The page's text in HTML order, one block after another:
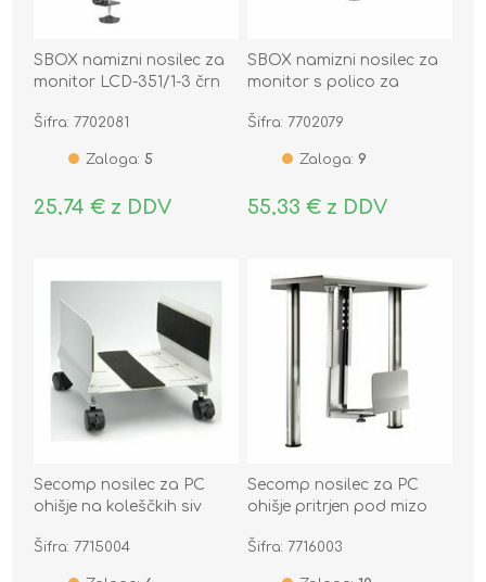
SBOX namizni nosilec za
monitor LCD-351/1-3 črn
Šifra: 7702081
Zaloga: 5
25,74 € z DDV
SBOX namizni nosilec za
monitor s polico za
Šifra: 7702079
Zaloga: 9
55,33 € z DDV
Secomp nosilec za PC
ohišje na koleščkih siv
Šifra: 7715004
Secomp nosilec za PC
ohišje pritrjen pod mizo
Šifra: 7716003